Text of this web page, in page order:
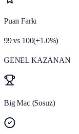
Puan Farkı
99vs 100(+1.0%)
GENEL KAZANAN
Big Mac (Sosuz)